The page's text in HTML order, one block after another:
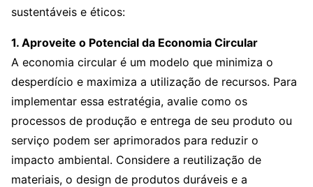
sustentáveis e éticos:
1. Aproveite o Potencial da Economia Circular
A economia circular é um modelo que minimiza o
desperdício e maximiza a utilização de recursos. Para
implementar essa estratégia, avalie como os
processos de produção e entrega de seu produto ou
serviço podem ser aprimorados para reduzir o
impacto ambiental. Considere a reutilização de
materiais, o design de produtos duráveis e a